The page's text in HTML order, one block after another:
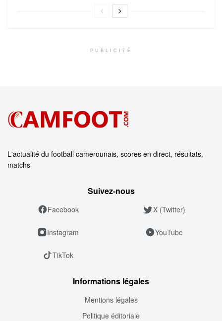
PUBLICITÉ
L'actualité du football camerounais, scores en direct, résultats,
matchs
Suivez‑nous
Facebook X (Twitter)
Instagram YouTube
TikTok
Informations légales
Mentions légales
Politique éditoriale